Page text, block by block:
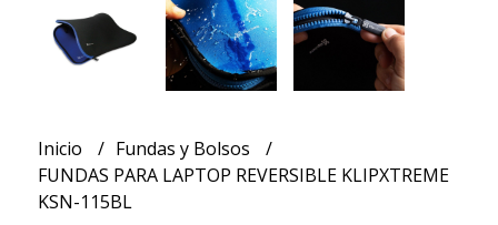
Inicio
Fundas y Bolsos
FUNDAS PARA LAPTOP REVERSIBLE KLIPXTREME
KSN-115BL